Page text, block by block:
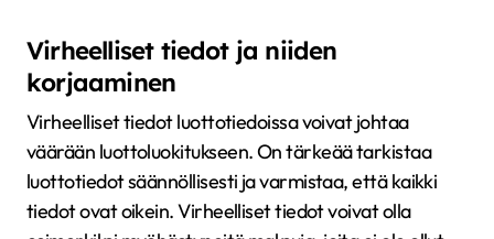
Virheelliset tiedot ja niiden
korjaaminen
Virheelliset tiedot luottotiedoissa voivat johtaa
väärään luottoluokitukseen. On tärkeää tarkistaa
luottotiedot säännöllisesti ja varmistaa, että kaikki
tiedot ovat oikein. Virheelliset tiedot voivat olla